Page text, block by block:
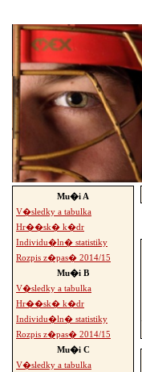
-->
Mu�i A
V�sledky a tabulka
Hr��sk� k�dr
Individu�ln� statistiky
Rozpis z�pas� 2014/15
Mu�i B
V�sledky a tabulka
Hr��sk� k�dr
Individu�ln� statistiky
Rozpis z�pas� 2014/15
Mu�i C
V�sledky a tabulka